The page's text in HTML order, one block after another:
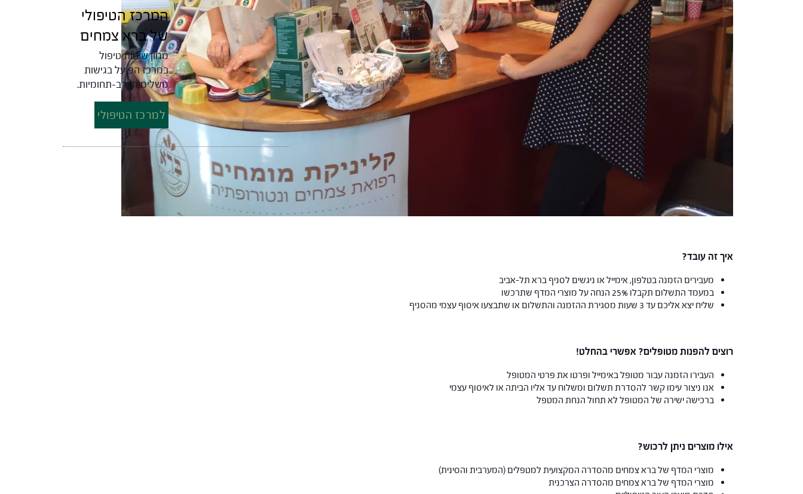
איך זה עובד?
מעבירים הזמנה בטלפון, אימייל או ניגשים לסניף ברא תל-אביב
במעמד התשלום תקבלו 25% הנחה על מוצרי המדף שתרכשו
שליח יצא אליכם עד 3 שעות מסגירת ההזמנה והתשלום או שתבצעו איסוף עצמי מהסניף
רוצים להפנות מטופלים? אפשרי בהחלט!
העבירו הזמנה עבור מטופל באימייל ופרטו את פרטי המטופל
אנו ניצור עימו קשר להסדרת תשלום ומשלוח עד אליו הביתה או לאיסוף עצמי
ברכישה ישירה של המטופל לא תחול הנחת המטפל
אילו מוצרים ניתן לרכוש?
מוצרי המדף של ברא צמחים מהסדרה המקצועית למטפלים (המערבית והסינית)
מוצרי המדף של ברא צמחים מהסדרה הצרכנית
המרכז הטיפולי
של ברא צמחים
מגוון שיטות טיפול
במרכז הפועל בגישות
משלימות ורב-תחומיות.
למרכז הטיפולי